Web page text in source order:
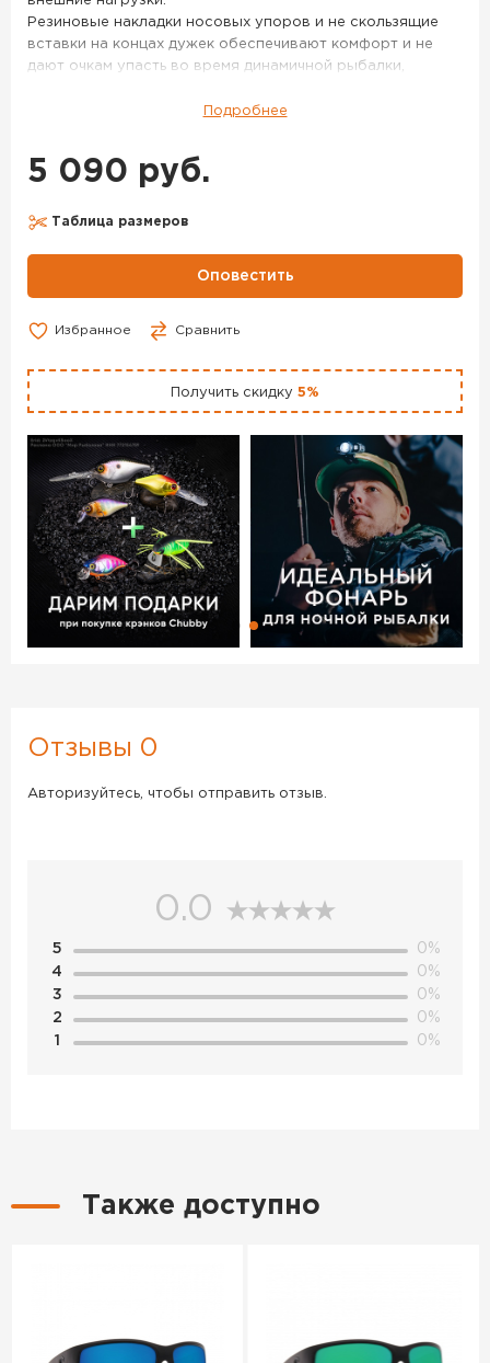
Резиновые накладки носовых упоров и не скользящие
вставки на концах дужек обеспечивают комфорт и не
дают очкам упасть во время динамичной рыбалки,
Поляризационные линзы защищают глаза от
Обладая отличными оптическими характеристиками без
подводной жизни, чего обычные очки не предоставляют.
Резиновые накладки на упоре.
Очки RAPALA Urban 282A цв. Синий / Оранжевый цв. ст.
Синий – данный товар доступен для заказа в интернет-
Москве и по всей России. Для того, чтобы купить данный
товар, положите его в корзину или позвоните по
телефону +7 (495) 972-89-89
Подробнее
5 090 руб.
Таблица размеров
Оповестить
Избранное Сравнить
Получить скидку 5%
Отзывы 0
Авторизуйтесь, чтобы отправить отзыв.
0.0
5
0%
4
0%
3
0%
2
0%
1
0%
Также доступно